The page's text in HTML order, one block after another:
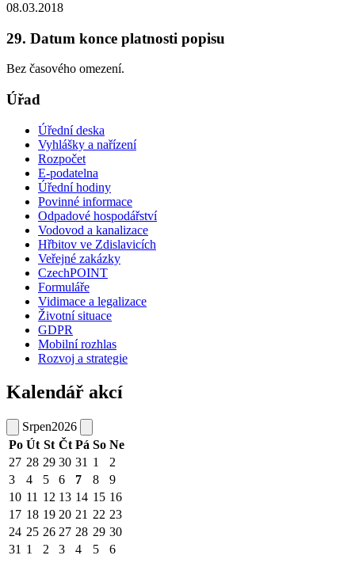
08.03.2018
29. Datum konce platnosti popisu
Bez časového omezení.
Úřad
Úřední deska
Vyhlášky a nařízení
Rozpočet
E-podatelna
Úřední hodiny
Povinné informace
Odpadové hospodářství
Vodovod a kanalizace
Hřbitov ve Zdislavicích
Veřejné zakázky
CzechPOINT
Formuláře
Vidimace a legalizace
Životní situace
GDPR
Mobilní rozhlas
Rozvoj a strategie
Kalendář akcí
Srpen2026
Po Út St Čt Pá So Ne
27 28 29 30 31 1
2
3
4 5 6 7 8
9
10 11 12 13 14 15 16
17 18 19 20 21 22 23
24 25 26 27 28 29 30
31 1 2 3 4 5 6